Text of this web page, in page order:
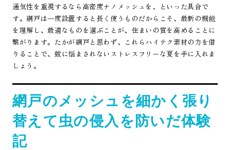
通気性を重視するなら高密度ナノメッシュを、といった具合で
す。網戸は一度設置すると長く使うものだからこそ、最新の機能
を理解し、最適なものを選ぶことが、住まいの質を高めることに
繋がります。たかが網戸と思わず、これらハイテク素材の力を借
りることで、蚊に悩まされないストレスフリーな夏を手に入れま
しょう。
網戸のメッシュを細かく張り
替えて虫の侵入を防いだ体験
記